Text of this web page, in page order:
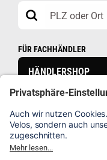
FÜR FACHHÄNDLER
HÄNDLERSHOP
HÄUFIG GESTELLTE